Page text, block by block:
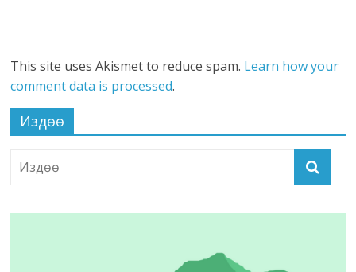
This site uses Akismet to reduce spam. Learn how your
comment data is processed.
Издөө